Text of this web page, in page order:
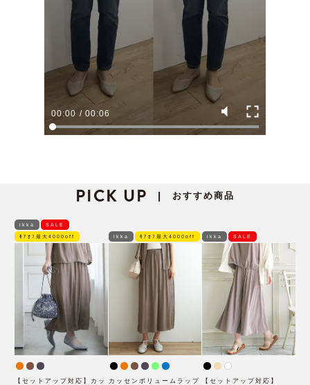
00:00 / 00:06
PICK UP | おすすめ商品
ikka SALE
ﾓｱｵﾌ最大4000off
【セットアップ対応】カッ
ikka ﾓｱｵﾌ最大4000off
カッセンボリュームラップ
ikka SALE
【セットアップ対応】